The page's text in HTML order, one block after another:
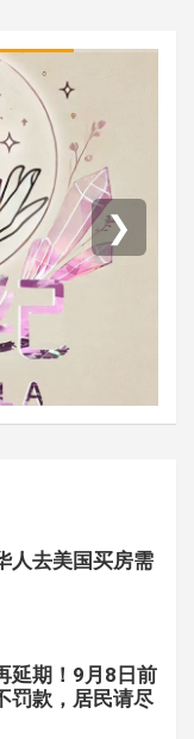
❯
人去美国买房需
延期！9月8日前
罚款，居民请尽